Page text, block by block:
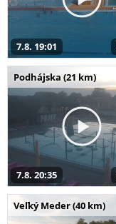
7.8. 19:01
Podhájska (21 km)
7.8. 20:35
Veľký Meder (40 km)